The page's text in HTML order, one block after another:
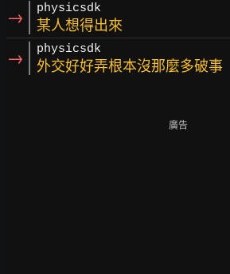
→ physicsdk
某人想得出來
→ physicsdk
外交好好弄根本沒那麼多破事
廣告